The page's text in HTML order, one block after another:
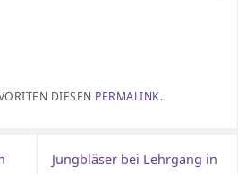
DIESEN PERMALINK.
Jungbläser bei Lehrgang in